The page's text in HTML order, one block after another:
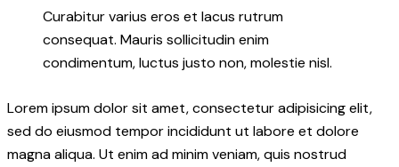
Curabitur varius eros et lacus rutrum
consequat. Mauris sollicitudin enim
condimentum, luctus justo non, molestie nisl.
Lorem ipsum dolor sit amet, consectetur adipisicing elit,
sed do eiusmod tempor incididunt ut labore et dolore
magna aliqua. Ut enim ad minim veniam, quis nostrud